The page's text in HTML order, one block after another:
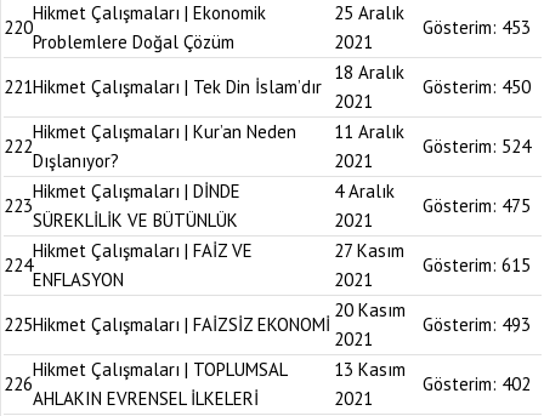
220
Hikmet Çalışmaları | Ekonomik
Problemlere Doğal Çözüm
25 Aralık
2021
Gösterim: 453
221Hikmet Çalışmaları | Tek Din İslam’dır
18 Aralık
2021
Gösterim: 450
222
Hikmet Çalışmaları | Kur’an Neden
Dışlanıyor?
11 Aralık
2021
Gösterim: 524
223
Hikmet Çalışmaları | DİNDE
SÜREKLİLİK VE BÜTÜNLÜK
4 Aralık
2021
Gösterim: 475
224
Hikmet Çalışmaları | FAİZ VE
ENFLASYON
27 Kasım
2021
Gösterim: 615
225Hikmet Çalışmaları | FAİZSİZ EKONOMİ
20 Kasım
2021
Gösterim: 493
226
Hikmet Çalışmaları | TOPLUMSAL
AHLAKIN EVRENSEL İLKELERİ
13 Kasım
2021
Gösterim: 402